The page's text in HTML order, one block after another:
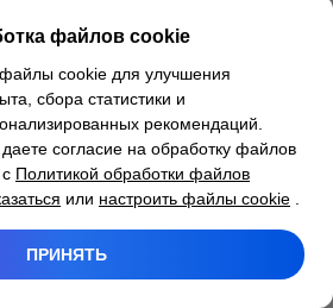
файлов cookie
cookie для улучшения
сбора статистики и
рекомендаций.
согласие на обработку файлов
Политикой обработки файлов
или настроить файлы cookie
ПРИНЯТЬ